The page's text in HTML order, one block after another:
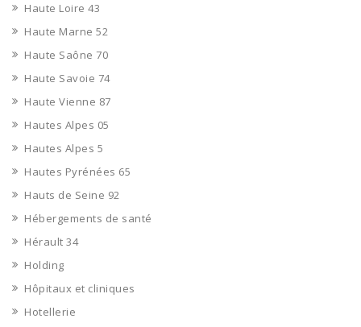
Haute Loire 43
Haute Marne 52
Haute Saône 70
Haute Savoie 74
Haute Vienne 87
Hautes Alpes 05
Hautes Alpes 5
Hautes Pyrénées 65
Hauts de Seine 92
Hébergements de santé
Hérault 34
Holding
Hôpitaux et cliniques
Hotellerie